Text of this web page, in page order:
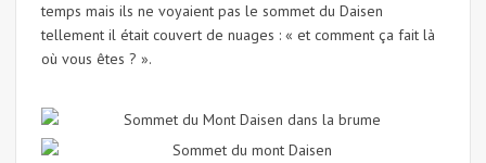
temps mais ils ne voyaient pas le sommet du Daisen
tellement il était couvert de nuages : « et comment ça fait là
où vous êtes ? ».